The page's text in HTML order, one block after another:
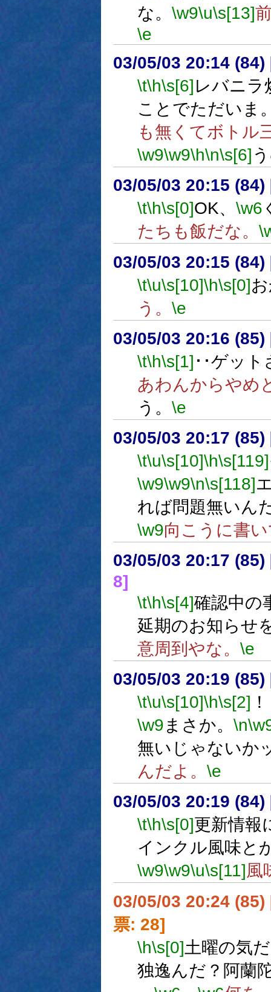
な。 \w9\u\s[13]
\e
03/05/03 20:14 (84)
\t\h\s[6]レバニラ
ことでただいま
も無くてボトル
\w9\w9\h\n\s[6]
03/05/03 20:15 (84)
\t\h\s[0]OK、 \w6
たちも飯だな。
03/05/03 20:15 (84)
\t\u\s[10]\h\s[0]
う。 \e
03/05/03 20:16 (85)
\t\h\s[1] ･･ゲット
あわんからやめ
う。 \e
03/05/03 20:17 (85)
\t\u\s[10]\h\s[119]
\w9\w9\n\s[118]
れば問題無いん
\w9向こうに書
03/05/03 20:17 (85)
8]
\t\h\s[4]確認中の
延期のお知らせ
意周到やな。 \e
03/05/03 20:19 (85)
\t\u\s[10]\h\s[2]
\w9まさか。 \n
無いじゃないか
んだよ。 \e
03/05/03 20:19 (84)
\t\h\s[0]更新情報
インクル風味と
\w9\w9\u\s[11]風
03/05/03 20:24 (85)
票: 28]
\h\s[0]土曜の気
独逸んだ？阿蘭